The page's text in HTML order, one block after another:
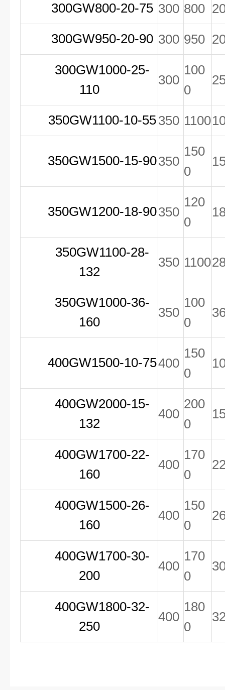
300GW800-20-75 300 800
300GW950-20-90 300 950
300GW1000-25-
110
300
100
0
350GW1100-10-55350 1100
350GW1500-15-90350
150
0
350GW1200-18-90350
120
0
350GW1100-28-
132
350 1100
350GW1000-36-
160
350
100
0
400GW1500-10-75400
150
0
400GW2000-15-
132
400
200
0
400GW1700-22-
160
400
170
0
400GW1500-26-
160
400
150
0
400GW1700-30-
200
400
170
0
400GW1800-32-
250
400
180
0